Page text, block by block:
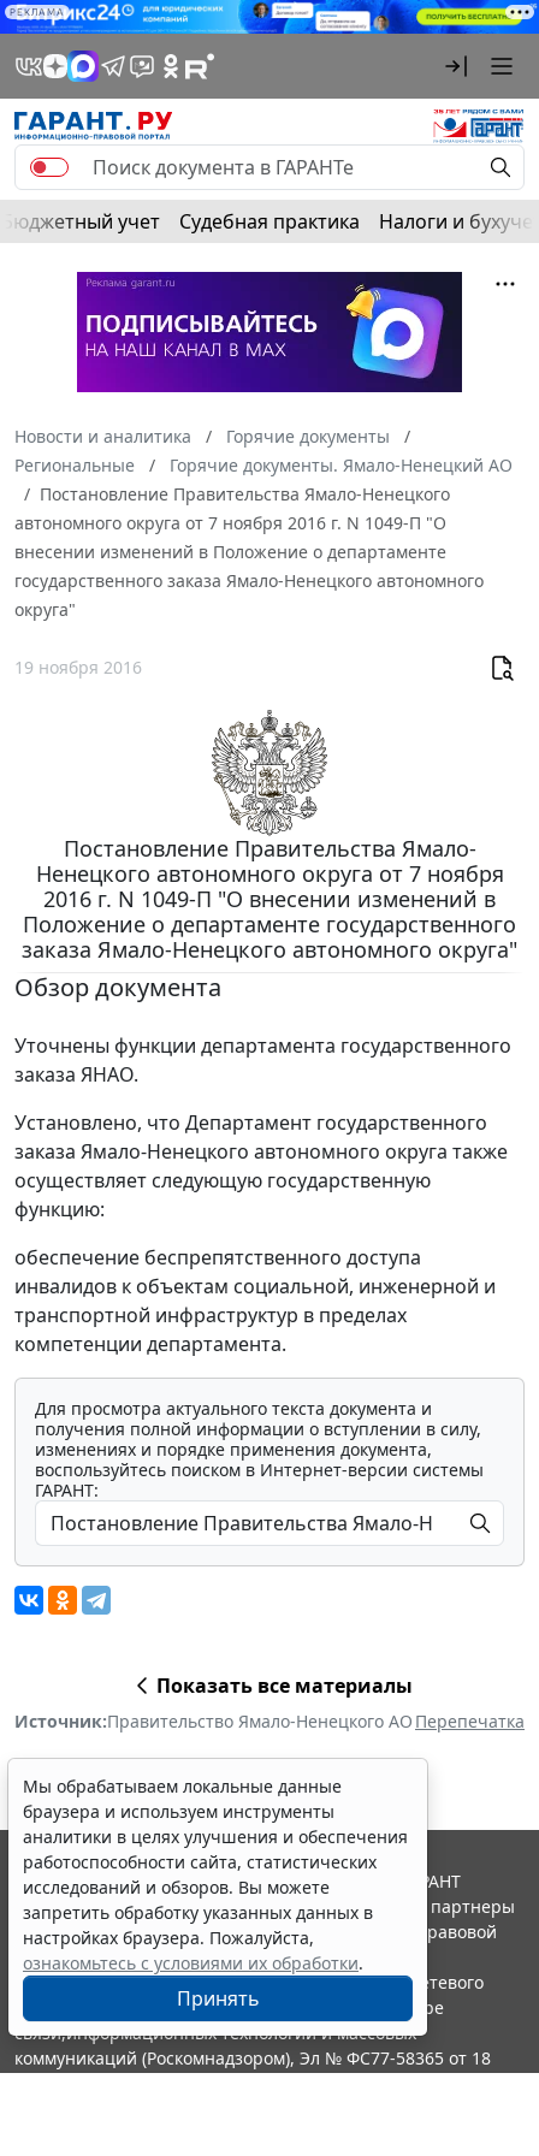
РЕКЛАМА
Бюджетный учет Судебная практика Налоги и
Новости и аналитика
Горячие документы
Региональные
Горячие документы. Ямало-Ненецкий АО
Постановление Правительства Ямало-Ненецкого
автономного округа от 7 ноября 2016 г. N 1049-П "О
внесении изменений в Положение о департаменте
государственного заказа Ямало-Ненецкого автономного
округа"
19 ноября 2016
Постановление Правительства Ямало-
Ненецкого автономного округа от 7 ноября
2016 г. N 1049-П "О внесении изменений в
Положение о департаменте государственного
заказа Ямало-Ненецкого автономного округа"
Обзор документа
Уточнены функции департамента государственного
заказа ЯНАО.
Установлено, что Департамент государственного
заказа Ямало-Ненецкого автономного округа также
осуществляет следующую государственную
функцию:
обеспечение беспрепятственного доступа
инвалидов к объектам социальной, инженерной и
транспортной инфраструктур в пределах
компетенции департамента.
Для просмотра актуального текста документа и
получения полной информации о вступлении в силу,
изменениях и порядке применения документа,
воспользуйтесь поиском в Интернет-версии системы
ГАРАНТ:
Показать все материалы
Источник:Правительство Ямало-Ненецкого АО Перепечатка
Мы обрабатываем локальные данные
браузера и используем инструменты
аналитики в целях улучшения и обеспечения
работоспособности сайта, статистических
исследований и обзоров. Вы можете
запретить обработку указанных данных в
настройках браузера. Пожалуйста,
ознакомьтесь с условиями их обработки.
Принять
© ООО "НПП "ГАРАНТ-СЕРВИС", 2026. Система ГАРАНТ
выпускается с 1990 года. Компания "Гарант" и ее партнеры
являются участниками Российской ассоциации правовой
информации ГАРАНТ.
Портал ГАРАНТ.РУ зарегистрирован в качестве сетевого
издания Федеральной службой по надзору в сфере
связи,информационных технологий и массовых
коммуникаций (Роскомнадзором), Эл № ФС77-58365 от 18